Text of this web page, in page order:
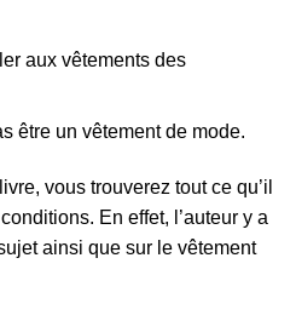
aux vêtements des
être un vêtement de mode.
vous trouverez tout ce qu’il
En effet, l’auteur y a
ainsi que sur le vêtement